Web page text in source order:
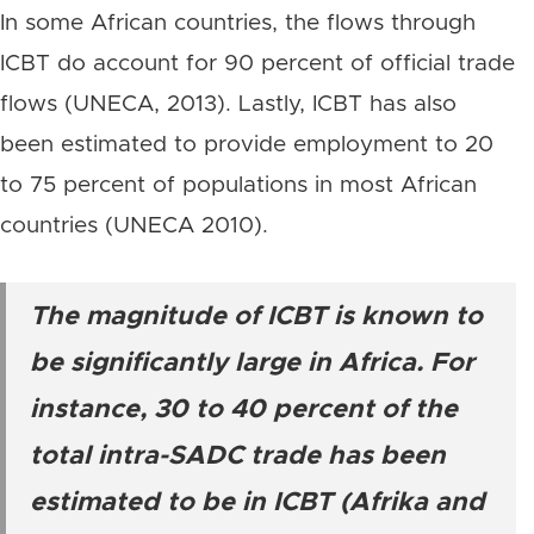
In some African countries, the flows through
ICBT do account for 90 percent of official trade
flows (UNECA, 2013). Lastly, ICBT has also
been estimated to provide employment to 20
to 75 percent of populations in most African
countries (UNECA 2010).
The magnitude of ICBT is known to
be significantly large in Africa. For
instance, 30 to 40 percent of the
total intra-SADC trade has been
estimated to be in ICBT (Afrika and